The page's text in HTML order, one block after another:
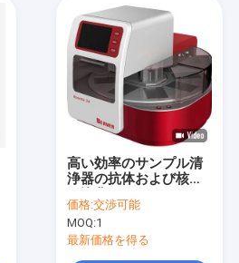
高い効率のサンプル清
浄器の抗体および核酸
ネル
価格:交渉可能
MOQ:1
最新価格を得る